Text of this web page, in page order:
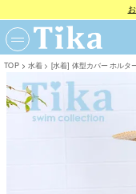
TOP 水着 [水着] 体型カバー ホルタ